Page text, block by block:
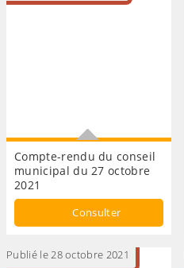
Compte-rendu du conseil
municipal du 27 octobre
2021
Conseil municipal
Consulter
Publié le 28 octobre 2021